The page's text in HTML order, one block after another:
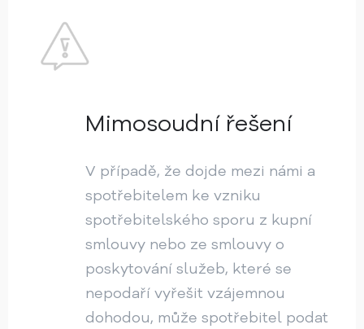
Mimosoudní řešení
V případě, že dojde mezi námi a
spotřebitelem ke vzniku
spotřebitelského sporu z kupní
smlouvy nebo ze smlouvy o
poskytování služeb, které se
nepodaří vyřešit vzájemnou
dohodou, může spotřebitel podat